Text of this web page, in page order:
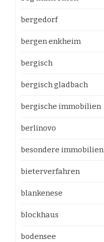
bergedorf
bergen enkheim
bergisch
bergisch gladbach
bergische immobilien
berlinovo
besondere immobilien
bieterverfahren
blankenese
blockhaus
bodensee